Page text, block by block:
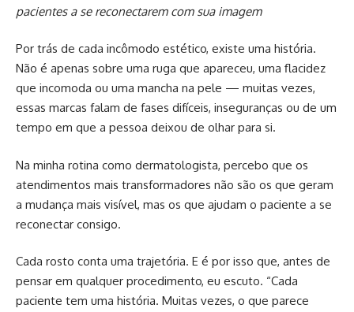
pacientes a se reconectarem com sua imagem
Por trás de cada incômodo estético, existe uma história.
Não é apenas sobre uma ruga que apareceu, uma flacidez
que incomoda ou uma mancha na pele — muitas vezes,
essas marcas falam de fases difíceis, inseguranças ou de um
tempo em que a pessoa deixou de olhar para si.
Na minha rotina como dermatologista, percebo que os
atendimentos mais transformadores não são os que geram
a mudança mais visível, mas os que ajudam o paciente a se
reconectar consigo.
Cada rosto conta uma trajetória. E é por isso que, antes de
pensar em qualquer procedimento, eu escuto. “Cada
paciente tem uma história. Muitas vezes, o que parece